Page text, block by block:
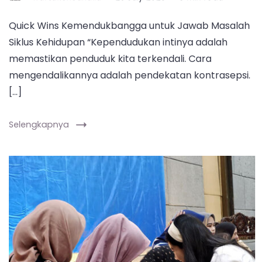
Quick Wins Kemendukbangga untuk Jawab Masalah
Siklus Kehidupan “Kependudukan intinya adalah
memastikan penduduk kita terkendali. Cara
mengendalikannya adalah pendekatan kontrasepsi.
[…]
Selengkapnya
Wakil
Menteri
Kependudukan
dan
Pembangunan
Keluarga/Wakil